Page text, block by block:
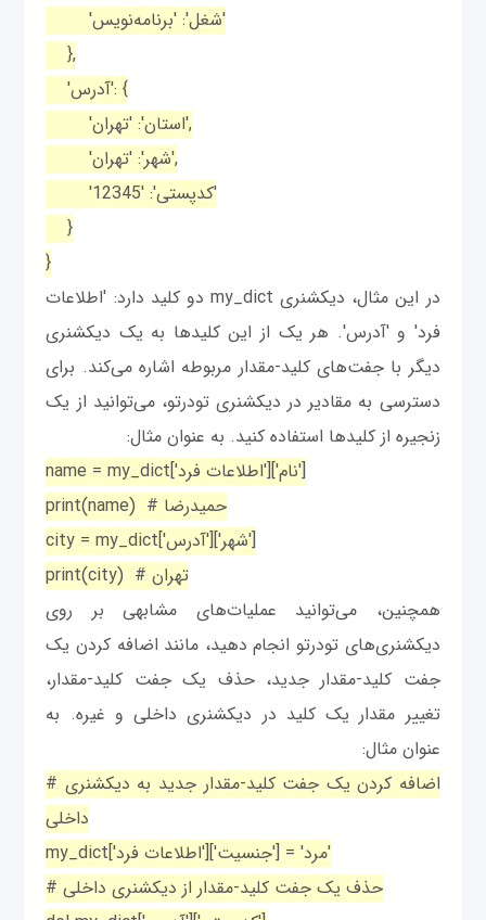
'شغل': 'برنامه‌نویس'
},
'آدرس': {
'استان': 'تهران',
'شهر': 'تهران',
'کدپستی': '12345'
}
}
در این مثال، دیکشنری my_dict دو کلید دارد: 'اطلاعات
فرد' و 'آدرس'. هر یک از این کلیدها به یک دیکشنری
دیگر با جفت‌های کلید-مقدار مربوطه اشاره می‌کند. برای
دسترسی به مقادیر در دیکشنری تودرتو، می‌توانید از یک
زنجیره از کلیدها استفاده کنید. به عنوان مثال:
name = my_dict['اطلاعات فرد']['نام']
print(name) # حمیدرضا
city = my_dict['آدرس']['شهر']
print(city) # تهران
همچنین، می‌توانید عملیات‌های مشابهی بر روی
دیکشنری‌های تودرتو انجام دهید، مانند اضافه کردن یک
جفت کلید-مقدار جدید، حذف یک جفت کلید-مقدار،
تغییر مقدار یک کلید در دیکشنری داخلی و غیره. به
عنوان مثال:
# اضافه کردن یک جفت کلید-مقدار جدید به دیکشنری
داخلی
my_dict['اطلاعات فرد']['جنسیت'] = 'مرد'
# حذف یک جفت کلید-مقدار از دیکشنری داخلی